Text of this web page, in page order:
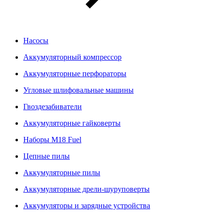
Насосы
Аккумуляторный компрессор
Аккумуляторные перфораторы
Угловые шлифовальные машины
Гвоздезабиватели
Аккумуляторные гайковерты
Наборы M18 Fuel
Цепные пилы
Аккумуляторные пилы
Аккумуляторные дрели-шуруповерты
Аккумуляторы и зарядные устройства